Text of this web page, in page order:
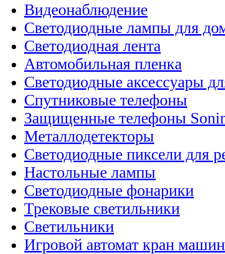
Видеонаблюдение
Светодиодные лампы для
Светодиодная лента
Автомобильная пленка
Светодиодные аксессуары
Спутниковые телефоны
Защищенные телефоны
Металлодетекторы
Светодиодные пиксели для
Настольные лампы
Светодиодные фонарики
Трековые светильники
Светильники
Игровой автомат кран